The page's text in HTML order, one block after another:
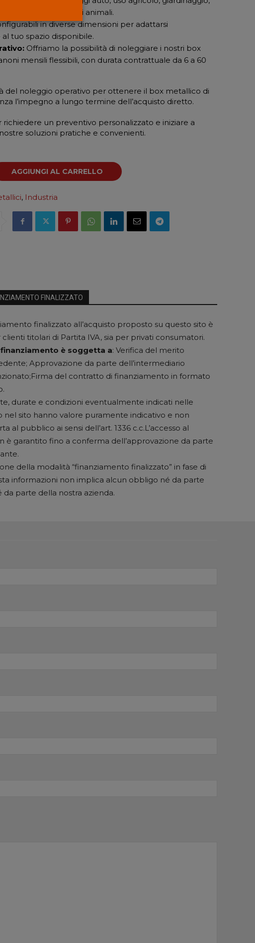
cantiere e ricovero di animali.
in diverse dimensioni per adattarsi
tuo spazio disponibile.
Offriamo la possibilità di noleggiare i nostri box
mensili flessibili, con durata contrattuale da 6 a 60
del noleggio operativo per ottenere il box metallico di
l’impegno a lungo termine dell’acquisto diretto.
richiedere un preventivo personalizzato e iniziare a
soluzioni pratiche e convenienti.
AGGIUNGI AL CARRELLO
, Industria
FINALIZZATO
finalizzato all’acquisto proposto su questo sito è
titolari di Partita IVA, sia per privati consumatori.
finanziamento è soggetta a: Verifica del merito
Approvazione da parte dell’intermediario
del contratto di finanziamento in formato
durate e condizioni eventualmente indicati nelle
nel sito hanno valore puramente indicativo e non
al pubblico ai sensi dell’art. 1336 c.c.L’accesso al
è garantito fino a conferma dell’approvazione da parte
della modalità “finanziamento finalizzato” in fase di
informazioni non implica alcun obbligo né da parte
parte della nostra azienda.